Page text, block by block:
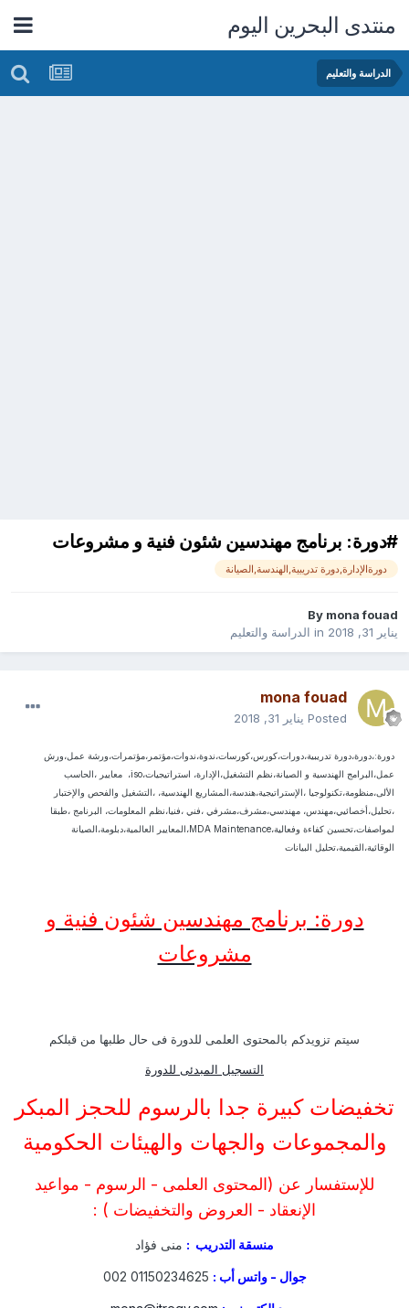
منتدى البحرين اليوم
الدراسة والتعليم
#دورة: برنامج مهندسين شئون فنية و مشروعات
دورةالإدارة,دورة تدريبية,الهندسة,الصيانة
Bymona fouad
يناير 31, 2018
in الدراسة والتعليم
mona fouad
Posted يناير 31, 2018
دورة:،دورة،دورة تدريبية،دورات،كورس،كورسات،ندوة،ندوات،مؤتمر،مؤتمرات،ورشة عمل،ورش
عمل،البرامج الهندسية و الصيانة،نظم التشغيل،الإدارة، استراتيجيات،iso، معايير ،الحاسب
الألى،منظومة،تكنولوجيا ،الإستراتيجية،هندسة،المشاريع الهندسية، ،التشغيل والفحص والإختبار
،تحليل،أخصائيي،مهندس، مهندسي،مشرف،مشرفي ،فني ،فنيا،نظم المعلومات، البرنامج ،طبقا
لمواصفات،تحسين كفاءة وفعالية،MDA Maintenance،المعايير العالمية،دبلومة،الصيانة
الوقائية،القيمية،تحليل البيانات
دورة: برنامج مهندسين شئون فنية و
مشروعات
سيتم تزويدكم بالمحتوى العلمى للدورة فى حال طلبها من قبلكم
التسجيل المبدئى للدورة
تخفيضات كبيرة جدا بالرسوم للحجز المبكر
والمجموعات والجهات والهيئات الحكومية
للإستفسار عن (المحتوى العلمى - الرسوم - مواعيد
الإنعقاد - العروض والتخفيضات ) :
منسقة التدريب : منى فؤاد
جوال - واتس أب : 01150234625 002